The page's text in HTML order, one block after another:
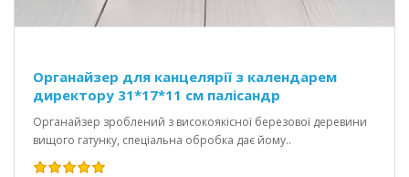
Органайзер для канцелярії з календарем
директору 31*17*11 см палісандр
Органайзер зроблений з високоякісної березової деревини
вищого гатунку, спеціальна обробка дає йому..